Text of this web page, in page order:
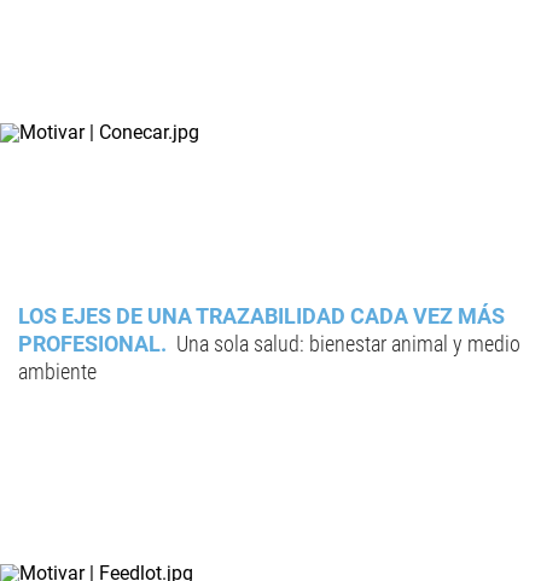
LOS EJES DE UNA TRAZABILIDAD CADA VEZ MÁS
PROFESIONAL
Una sola salud: bienestar animal y medio
ambiente